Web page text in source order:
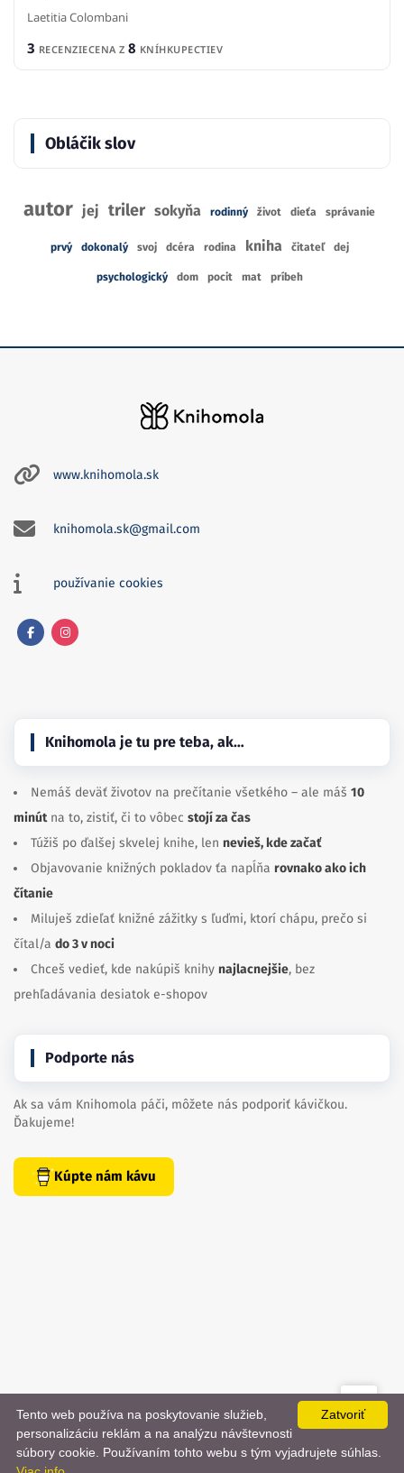
Laetitia Colombani
3 RECENZIECENA Z 8 KNÍHKUPECTIEV
Obláčik slov
autor jej triler sokyňa rodinný život dieťa správanie
prvý dokonalý svoj dcéra rodina kniha čitateľ dej
psychologický dom pocit mat príbeh
www.knihomola.sk
knihomola.sk@gmail.com
používanie cookies
Knihomola je tu pre teba, ak…
Nemáš deväť životov na prečítanie všetkého – ale máš 10
minútna to, zistiť, či to vôbec stojí za čas
Túžiš po ďalšej skvelej knihe, len nevieš, kde začať
Objavovanie knižných pokladov ťa napĺňa rovnako ako ich
čítanie
Miluješ zdieľať knižné zážitky s ľuďmi, ktorí chápu, prečo si
čítal/a do 3 v noci
Chceš vedieť, kde nakúpiš knihy najlacnejšie, bez
prehľadávania desiatok e-shopov
Podporte nás
Ak sa vám Knihomola páči, môžete nás podporiť kávičkou.
Ďakujeme!
Kúpte nám kávu
created bydanielhrenak.sk
📨
Zatvoriť
Tento web používa na poskytovanie služieb,
personalizáciu reklám a na analýzu návštevnosti
súbory cookie. Používaním tohto webu s tým vyjadrujete súhlas.